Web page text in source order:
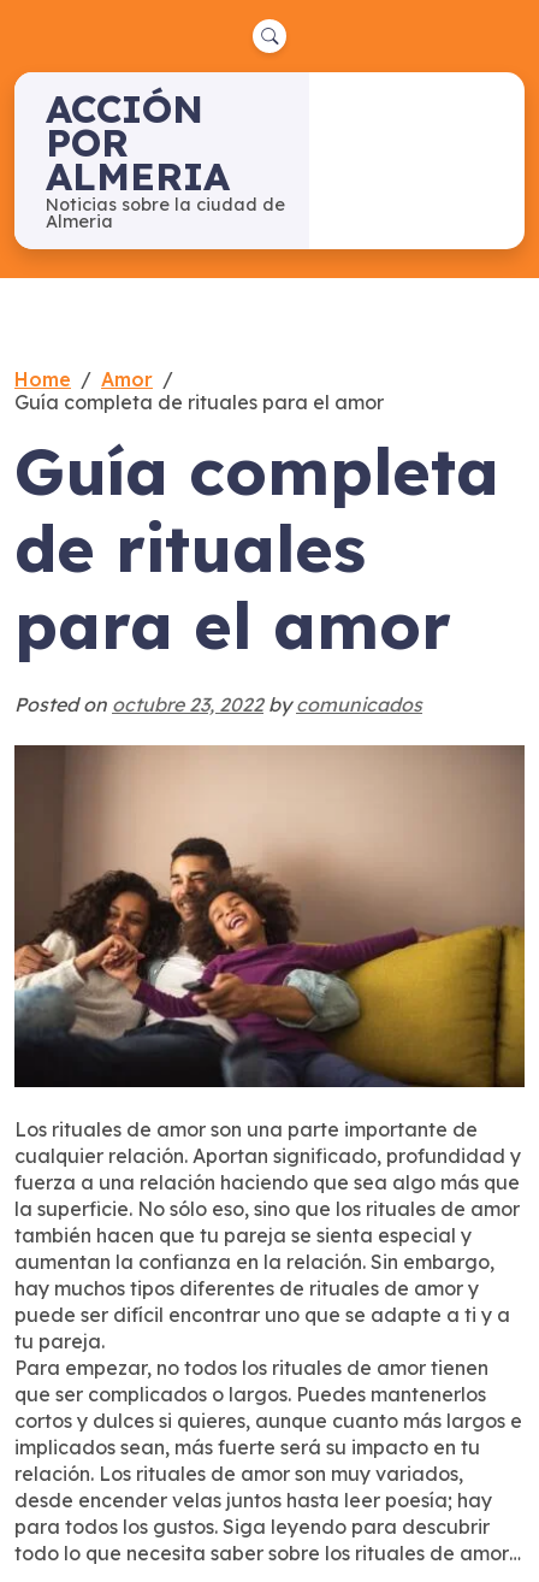
ACCIÓN
POR
ALMERIA
Noticias sobre la ciudad de
Almeria
Home
Amor
Guía completa de rituales para el amor
Guía completa
de rituales
para el amor
Posted on octubre 23, 2022bycomunicados
Los rituales de amor son una parte importante de
cualquier relación. Aportan significado, profundidad y
fuerza a una relación haciendo que sea algo más que
la superficie. No sólo eso, sino que los rituales de amor
también hacen que tu pareja se sienta especial y
aumentan la confianza en la relación. Sin embargo,
hay muchos tipos diferentes de rituales de amor y
puede ser difícil encontrar uno que se adapte a ti y a
tu pareja.
Para empezar, no todos los rituales de amor tienen
que ser complicados o largos. Puedes mantenerlos
cortos y dulces si quieres, aunque cuanto más largos e
implicados sean, más fuerte será su impacto en tu
relación. Los rituales de amor son muy variados,
desde encender velas juntos hasta leer poesía; hay
para todos los gustos. Siga leyendo para descubrir
todo lo que necesita saber sobre los rituales de amor…